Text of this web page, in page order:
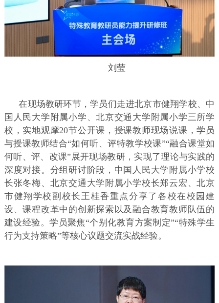
刘莹
在现场教研环节，学员们走进北京市健翔学校、中
国人民大学附属小学、北京交通大学附属小学三所学
校，实地观摩20节公开课，授课教师现场说课，学员
与授课教师结合“如何听、评特教学校课”“融合课堂如
何听、评、改课”展开现场教研，实现了理论与实践的
深度对接。分组研讨阶段，中国人民大学附属小学校
长张冬梅、北京交通大学附属小学校长郑云宏、北京
市健翔学校副校长王桂香重点分享了各校在校园建
设、课程改革中的创新探索以及融合教育教师队伍的
建设经验。学员聚焦“个别化教育方案制定”“特殊学生
行为支持策略”等核心议题交流实战经验。